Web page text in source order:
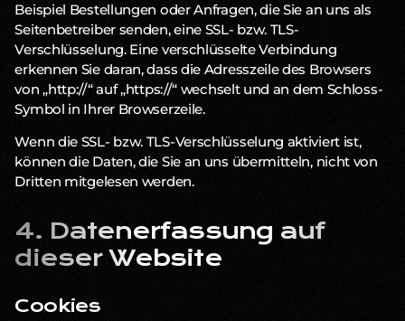
Beispiel Bestellungen oder Anfragen, die Sie an uns als
Seitenbetreiber senden, eine SSL- bzw. TLS-
Verschlüsselung. Eine verschlüsselte Verbindung
erkennen Sie daran, dass die Adresszeile des Browsers
von „http://“ auf „https://“ wechselt und an dem Schloss-
Symbol in Ihrer Browserzeile.
Wenn die SSL- bzw. TLS-Verschlüsselung aktiviert ist,
können die Daten, die Sie an uns übermitteln, nicht von
Dritten mitgelesen werden.
4. Datenerfassung auf
dieser Website
Cookies